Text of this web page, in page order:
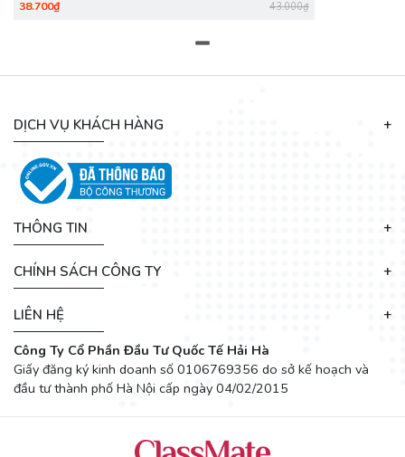
DL80gsm, 200 trang
38.700₫ 43.000₫
DỊCH VỤ KHÁCH HÀNG
THÔNG TIN
CHÍNH SÁCH CÔNG TY
LIÊN HỆ
Công Ty Cổ Phần Đầu Tư Quốc Tế Hải Hà
Giấy đăng ký kinh doanh số 0106769356 do sở kế hoạch và
đầu tư thành phố Hà Nội cấp ngày 04/02/2015